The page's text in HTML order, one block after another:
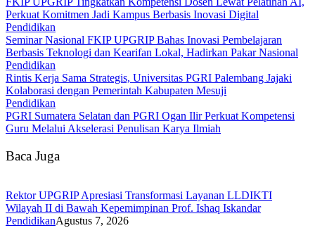
Perkuat Komitmen Jadi Kampus Berbasis Inovasi Digital
Pendidikan
Seminar Nasional FKIP UPGRIP Bahas Inovasi Pembelajaran
Berbasis Teknologi dan Kearifan Lokal, Hadirkan Pakar Nasional
Pendidikan
Rintis Kerja Sama Strategis, Universitas PGRI Palembang Jajaki
Kolaborasi dengan Pemerintah Kabupaten Mesuji
Pendidikan
PGRI Sumatera Selatan dan PGRI Ogan Ilir Perkuat Kompetensi
Guru Melalui Akselerasi Penulisan Karya Ilmiah
Baca Juga
Rektor UPGRIP Apresiasi Transformasi Layanan LLDIKTI
Wilayah II di Bawah Kepemimpinan Prof. Ishaq Iskandar
PendidikanAgustus 7, 2026